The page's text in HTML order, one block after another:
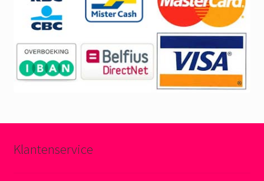
Klantenservice